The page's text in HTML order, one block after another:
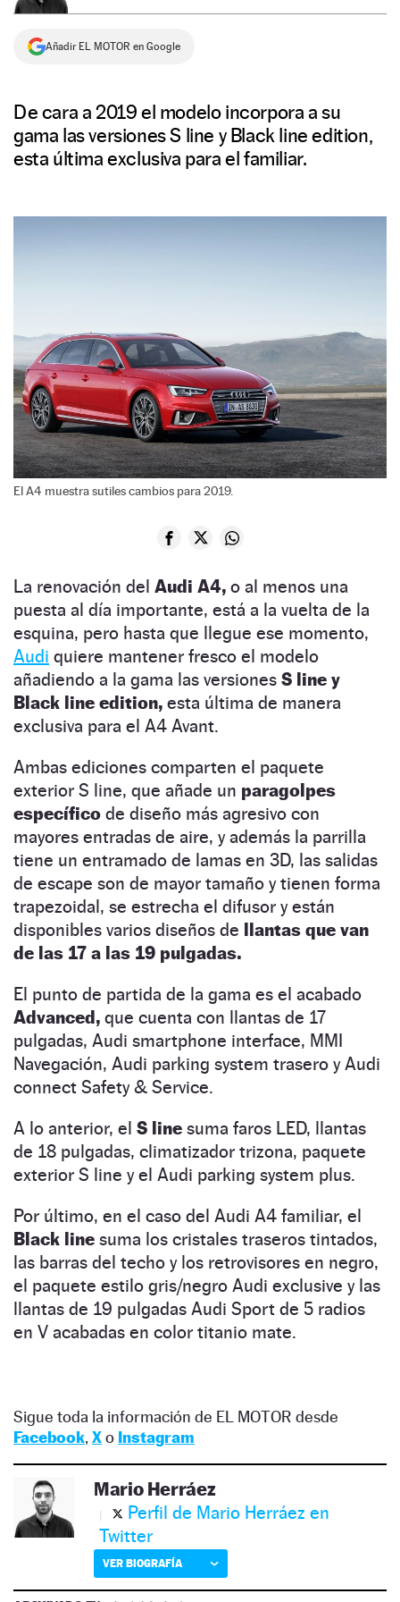
Añadir EL MOTOR en Google
De cara a 2019 el modelo incorpora a su
gama las versiones S line y Black line edition,
esta última exclusiva para el familiar.
El A4 muestra sutiles cambios para 2019.
La renovación del Audi A4, o al menos una
puesta al día importante, está a la vuelta de la
esquina, pero hasta que llegue ese momento,
Audi quiere mantener fresco el modelo
añadiendo a la gama las versiones S line y
Black line edition, esta última de manera
exclusiva para el A4 Avant.
Ambas ediciones comparten el paquete
exterior S line, que añade un paragolpes
específico de diseño más agresivo con
mayores entradas de aire, y además la parrilla
tiene un entramado de lamas en 3D, las salidas
de escape son de mayor tamaño y tienen forma
trapezoidal, se estrecha el difusor y están
disponibles varios diseños de llantas que van
de las 17 a las 19 pulgadas.
El punto de partida de la gama es el acabado
Advanced, que cuenta con llantas de 17
pulgadas, Audi smartphone interface, MMI
Navegación, Audi parking system trasero y Audi
connect Safety & Service.
A lo anterior, el S line suma faros LED, llantas
de 18 pulgadas, climatizador trizona, paquete
exterior S line y el Audi parking system plus.
Por último, en el caso del Audi A4 familiar, el
Black line suma los cristales traseros tintados,
las barras del techo y los retrovisores en negro,
el paquete estilo gris/negro Audi exclusive y las
llantas de 19 pulgadas Audi Sport de 5 radios
en V acabadas en color titanio mate.
Sigue toda la información de EL MOTOR desde
Facebook, Xo Instagram
Mario Herráez
Perfil de Mario Herráez en
Twitter
VER BIOGRAFÍA